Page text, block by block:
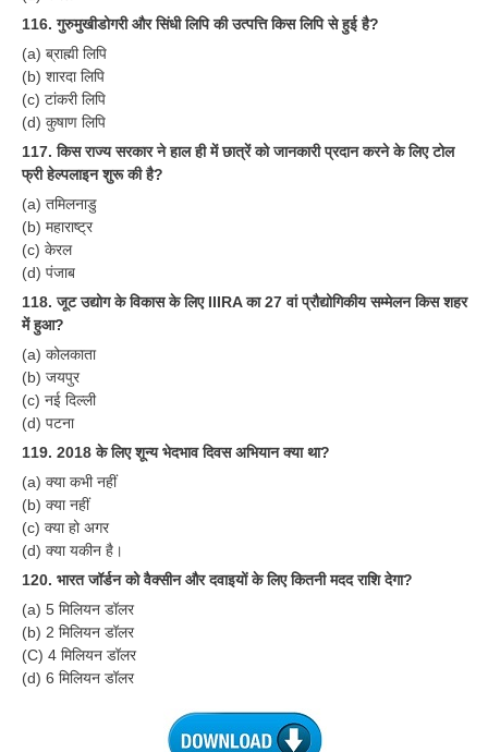
116. गुरुमुखीडोगरी और सिंधी लिपि की उत्पत्ति किस लिपि से हुई है?
(a) ब्राह्मी लिपि
(b) शारदा लिपि
(c) टांकरी लिपि
(d) कुषाण लिपि
117. किस राज्य सरकार ने हाल ही में छात्रें को जानकारी प्रदान करने के लिए टोल
फ्री हेल्पलाइन शुरू की है?
(a) तमिलनाडु
(b) महाराष्ट्र
(c) केरल
(d) पंजाब
118. जूट उद्योग के विकास के लिए IIIRA का 27 वां प्रौद्योगिकीय सम्मेलन किस शहर
में हुआ?
(a) कोलकाता
(b) जयपुर
(c) नई दिल्ली
(d) पटना
119. 2018 के लिए शून्य भेदभाव दिवस अभियान क्या था?
(a) क्या कभी नहीं
(b) क्या नहीं
(c) क्या हो अगर
(d) क्या यकीन है।
120. भारत जॉर्डन को वैक्सीन और दवाइयों के लिए कितनी मदद राशि देगा?
(a) 5 मिलियन डॉलर
(b) 2 मिलियन डॉलर
(C) 4 मिलियन डॉलर
(d) 6 मिलियन डॉलर